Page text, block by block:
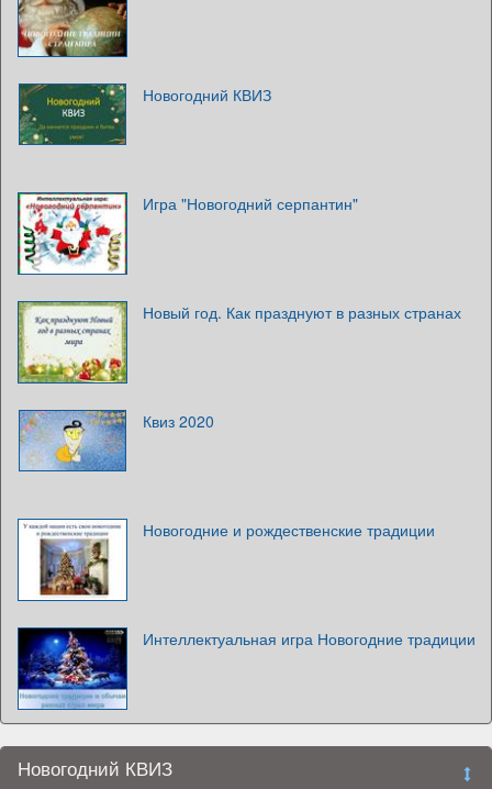
Новогодний КВИЗ
Игра "Новогодний серпантин"
Новый год. Как празднуют в разных странах
Квиз 2020
Новогодние и рождественские традиции
Интеллектуальная игра Новогодние традиции
Новогодний КВИЗ